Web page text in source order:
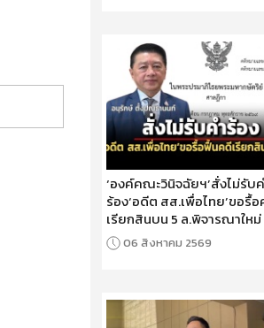
‘องค์คณะวินิจฉัยฯ’สั่งไม่รับ
ร้อง‘อดีต สส.เพื่อไทย’ขอรื้
เรียกสินบน 5 ล.พิจารณาใหม่
06 สิงหาคม 2569